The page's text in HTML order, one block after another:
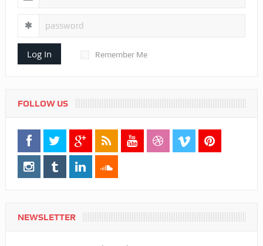
Log In Remember Me
FOLLOW US
NEWSLETTER